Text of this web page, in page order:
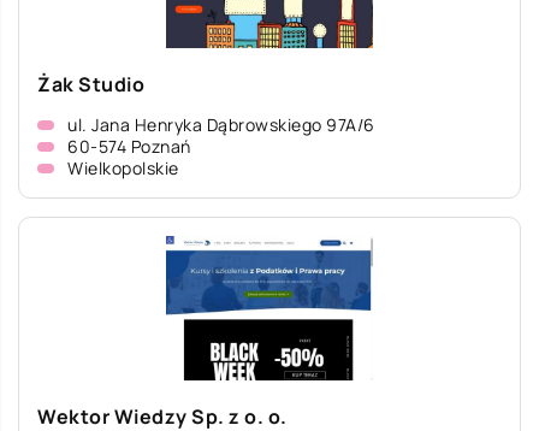
Żak Studio
ul. Jana Henryka Dąbrowskiego 97A/6
60-574 Poznań
Wielkopolskie
Wektor Wiedzy Sp. z o. o.